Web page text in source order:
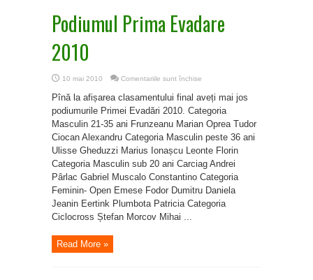
Podiumul Prima Evadare
2010
10 mai 2010 Comentariile sunt închise
Prima
Evadare
2010
Pînă la afișarea clasamentului final aveți mai jos
podiumurile Primei Evadări 2010. Categoria
Masculin 21-35 ani Frunzeanu Marian Oprea Tudor
Ciocan Alexandru Categoria Masculin peste 36 ani
Ulisse Gheduzzi Marius Ionașcu Leonte Florin
Categoria Masculin sub 20 ani Carciag Andrei
Pârlac Gabriel Muscalo Constantino Categoria
Feminin- Open Emese Fodor Dumitru Daniela
Jeanin Eertink Plumbota Patricia Categoria
Ciclocross Ștefan Morcov Mihai ...
Read More »